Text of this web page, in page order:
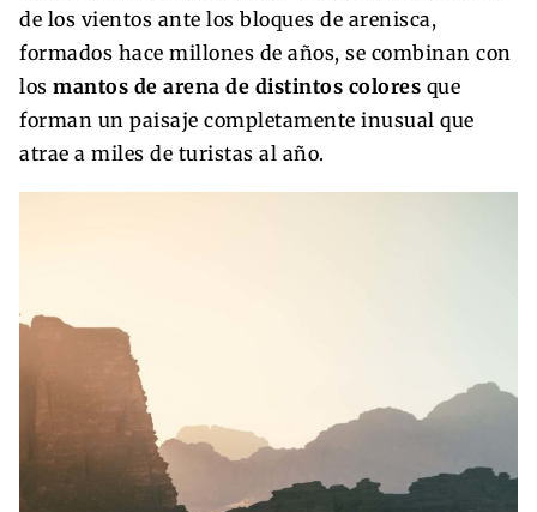
de los vientos ante los bloques de arenisca,
formados hace millones de años, se combinan con
los mantos de arena de distintos colores que
forman un paisaje completamente inusual que
atrae a miles de turistas al año.